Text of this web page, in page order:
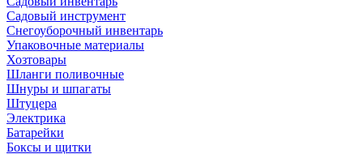
Садовый инструмент
Снегоуборочный инвентарь
Упаковочные материалы
Хозтовары
Шланги поливочные
Шнуры и шпагаты
Штуцера
Электрика
Батарейки
Боксы и щитки